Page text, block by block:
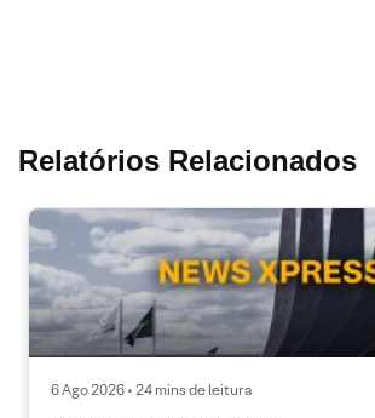
Relatórios Relacionados
6 Ago 2026 • 24 mins de leitura